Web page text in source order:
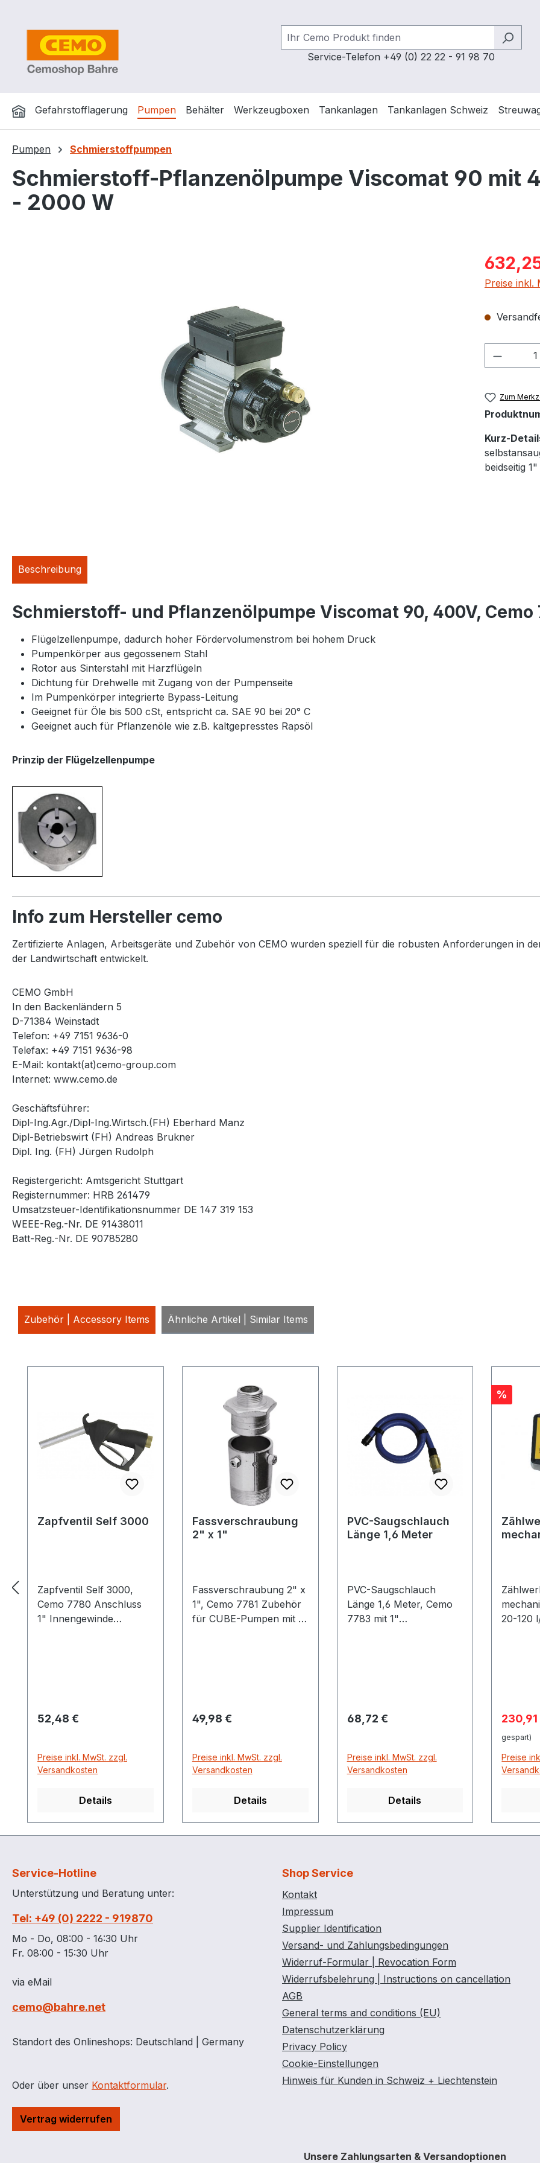
Service-Telefon +49 (0) 22 22 - 91 98 70
Gefahrstofflagerung Pumpen Behälter Werkzeugboxen Tankanlagen Tankanlagen Schweiz
Pumpen Schmierstoffpumpen
Schmierstoff-Pflanzenölpumpe Viscomat 90 mit
- 2000 W
Preise inkl.
Zum
Kurz-
beidseitig
Beschreibung
Schmierstoff- und Pflanzenölpumpe Viscomat 90, 400V, Cemo
Flügelzellenpumpe, dadurch hoher Fördervolumenstrom bei hohem Druck
Pumpenkörper aus gegossenem Stahl
Rotor aus Sinterstahl mit Harzflügeln
Dichtung für Drehwelle mit Zugang von der Pumpenseite
Im Pumpenkörper integrierte Bypass-Leitung
Geeignet für Öle bis 500 cSt, entspricht ca. SAE 90 bei 20° C
Geeignet auch für Pflanzenöle wie z.B. kaltgepresstes Rapsöl
Prinzip der Flügelzellenpumpe
Info zum Hersteller cemo
Zertifizierte Anlagen, Arbeitsgeräte und Zubehör von CEMO wurden speziell für die robusten Anforderungen in
der Landwirtschaft entwickelt.
CEMO GmbH
In den Backenländern 5
D-71384 Weinstadt
Telefon: +49 7151 9636-0
Telefax: +49 7151 9636-98
E-Mail: kontakt(at)cemo-group.com
Internet: www.cemo.de
Geschäftsführer:
Dipl-Ing.Agr./Dipl-Ing.Wirtsch.(FH) Eberhard Manz
Dipl-Betriebswirt (FH) Andreas Brukner
Dipl. Ing. (FH) Jürgen Rudolph
Registergericht: Amtsgericht Stuttgart
Registernummer: HRB 261479
Umsatzsteuer-Identifikationsnummer DE 147 319 153
WEEE-Reg.-Nr. DE 91438011
Batt-Reg.-Nr. DE 90785280
Zubehör | Accessory Items Ähnliche Artikel | Similar Items
Zapfventil Self 3000
Zapfventil Self 3000,
Cemo 7780 Anschluss
1" Innengewinde
Regulärer Preis:
52,48 €
Preise inkl. MwSt. zzgl.
Versandkosten
Details
Fassverschraubung
2" x 1"
Fassverschraubung 2" x
1", Cemo 7781 Zubehör
für CUBE-Pumpen mit 1
Regulärer Preis:
49,98 €
Preise inkl. MwSt. zzgl.
Versandkosten
Details
PVC-Saugschlauch
Länge 1,6 Meter
PVC-Saugschlauch
Länge 1,6 Meter, Cemo
7783 mit 1"
Regulärer Preis:
68,72 €
Preise inkl. MwSt. zzgl.
Versandkosten
Details
Rabatt
%
20-120
gespart)
Preise
Service-Hotline
Unterstützung und Beratung unter:
Tel: +49 (0) 2222 - 919870
Mo - Do, 08:00 - 16:30 Uhr
Fr. 08:00 - 15:30 Uhr
via eMail
cemo@bahre.net
Standort des Onlineshops: Deutschland | Germany
Oder über unser Kontaktformular.
Vertrag widerrufen
Shop Service
Kontakt
Impressum
Supplier Identification
Versand- und Zahlungsbedingungen
Widerruf-Formular | Revocation Form
Widerrufsbelehrung | Instructions on cancellation
AGB
General terms and conditions (EU)
Datenschutzerklärung
Privacy Policy
Cookie-Einstellungen
Hinweis für Kunden in Schweiz + Liechtenstein
Unsere Zahlungsarten & Versandoptionen